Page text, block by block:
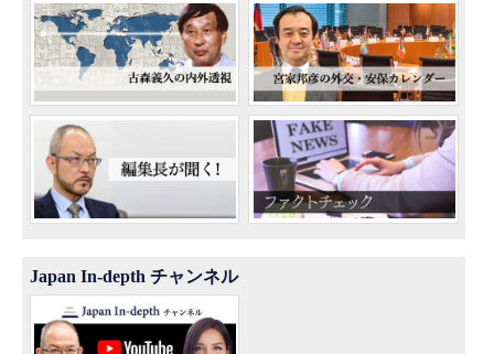
Japan In-depth チャンネル